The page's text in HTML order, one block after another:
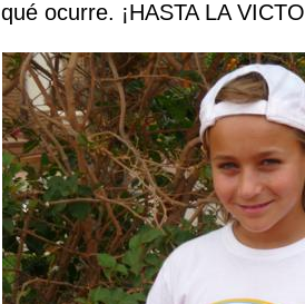
qué ocurre. ¡HASTA LA